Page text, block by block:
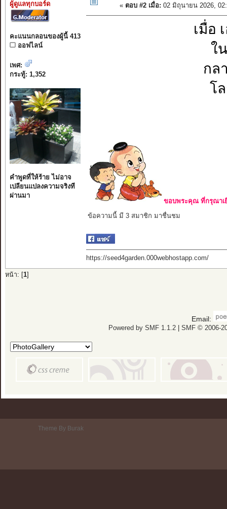
ผู้ดูแลทุกบอร์ด
คะแนนกลอนของผู้นี้ 413
ออฟไลน์
เพศ:
กระทู้: 1,352
คำพูดที่ให้ร้าย ไม่อาจ
เปลียนแปลงความจริงที
ผ่านมา
« ตอบ #2 เมื่อ: 02 มิถุนายน 2026,
เมื่อ
ใ
กล
โ
ขอบพระคุณ ที่กรุณาเ
ข้อความนี้ มี 3 สมาชิก มาชื่นชม
https://seed4garden.000webhostapp.com/
หน้า: [ 1]
Email:
Powered by SMF 1.1.2| SMF © 2006-
Theme By Burak